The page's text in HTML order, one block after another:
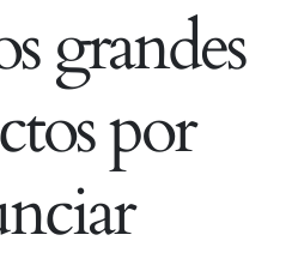
grandes
por